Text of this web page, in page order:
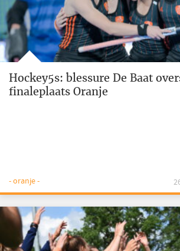
Hockey5s: blessure De Baat
finaleplaats Oranje
- oranje -